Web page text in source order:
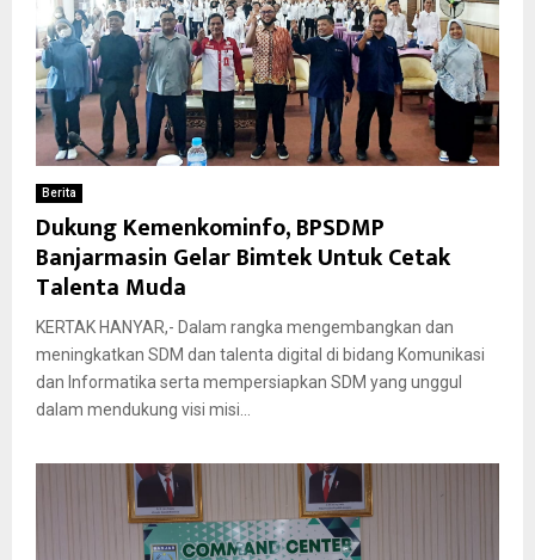
Berita
Dukung Kemenkominfo, BPSDMP
Banjarmasin Gelar Bimtek Untuk Cetak
Talenta Muda
KERTAK HANYAR,- Dalam rangka mengembangkan dan
meningkatkan SDM dan talenta digital di bidang Komunikasi
dan Informatika serta mempersiapkan SDM yang unggul
dalam mendukung visi misi...